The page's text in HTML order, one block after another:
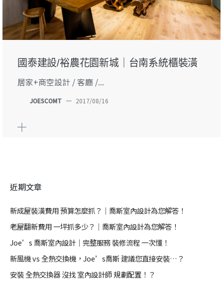
國泰建設/裕農花園新城｜台南系統櫃裝潢
居家+商空設計 / 客廳 /...
JOESCOMT — 2017/08/16
近期文章
新成屋裝潢費用 預算怎麼抓？｜喬斯室內設計為您解答！
老屋翻新費用 一坪抓多少？｜喬斯室內設計為您解答！
Joe’s 喬斯室內設計｜完整服務 裝修流程 一次懂！
新風機 vs 全熱交換機，Joe’s喬斯 建議您直接安裝…？
安裝 全熱交換器 沒找 室內設計師 規劃配置！？